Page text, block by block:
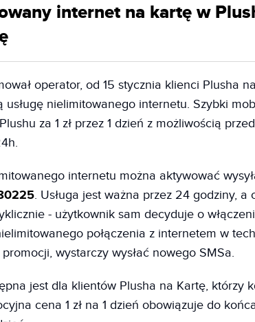
internet na kartę w
operator, od 15 stycznia klienci Plusha
usługę nielimitowanego internetu. Szybki
za 1 zł przez 1 dzień z możliwością
internetu można aktywować
. Usługa jest ważna przez 24 godziny, a
- użytkownik sam decyduje o
połączenia z internetem w
wystarczy wysłać nowego SMSa.
jest dla klientów Plusha na Kartę, którzy
cena 1 zł na 1 dzień obowiązuje do